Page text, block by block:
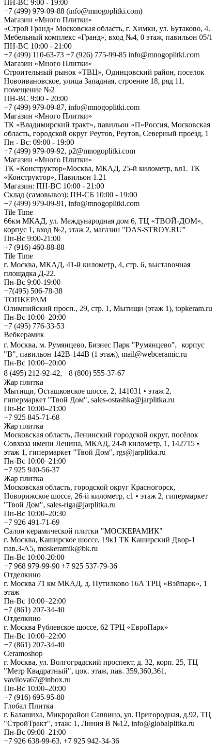
ПН-ВС 9:00 - 19:00
+7 (499) 979-09-88 (info@mnogoplitki.com)
Магазин «Много Плитки»
«Строй Гранд» Московская область, г. Химки, ул. Бутаково, 4.
Мебельный комплекс «Гранд», вход №4, 0 этаж, павильон 05/1
ПН-ВС 10:00 - 21:00
+7 (499) 110-63-73 +7 (926) 775-99-85 info@mnogoplitki.com
Магазин «Много Плитки»
Cтроительный рынок «ТВЦ», Одинцовский район, поселок
Новоивановское, улица Западная, строение 18, ряд 11,
помещение №2
ПН-ВС 9:00 - 20:00
+7 (499) 979-09-87, info@mnogoplitki.com
Магазин «Много Плитки»
ТК «Владимирский тракт», павильон «П»Россия, Московская
область, городской округ Реутов, Реутов, Северный проезд, 1
Пн - Вс: 09:00 - 19:00
+7 (499) 979-09-92, p2@mnogoplitki.com
Магазин «Много Плитки»
ТК «Конструктор»Москва, МКАД, 25-й километр, вл1. ТК
«Конструктор», Павильон 1.21
Магазин: ПН-ВС 10:00 - 21:00
Склад (самовывоз): ПН-СБ 10:00 - 19:00
+7 (499) 979-09-91, info@mnogoplitki.com
Tile Time
66км МКАД, ул. Международная дом 6, ТЦ «ТВОЙ-ДОМ»,
корпус 1, вход №2, этаж 2, магазин "DAS-STROY.RU”
Пн-Вс 9:00-21:00
+7 (916) 460-88-88
Tile Time
г. Москва, МКАД, 41-й километр, 4, стр. 6, выставочная
площадка Д-22.
Пн-Вс 9:00-19:00
+7(495) 506-78-38
ТОПКЕРАМ
Олимпийский просп., 29, стр. 1, Мытищи (этаж 1), topkeram.ru
Пн-Вс 10:00–20:00
+7 (495) 776-33-53
Вебкерамик
г. Москва, м. Румянцево, Бизнес Парк "Румянцево", корпус
"В", павильон 142В-144В (1 этаж), mail@webceramic.ru
Пн-Вс 10:00–20:00
8 (495) 212-92-42, 8 (800) 555-37-67
Жар плитка
Мытищи, Осташковское шоссе, 2, 141031 • этаж 2,
гипермаркет "Твой Дом", sales-ostashka@jarplitka.ru
Пн-Вс 10:00–21:00
+7 925 845-71-68
Жар плитка
Московская область, Ленинский городской округ, посёлок
Совхоза имени Ленина, МКАД, 24-й километр, 1, 142715 •
этаж 1, гипермаркет "Твой Дом", rgs@jarplitka.ru
Пн-Вс 10:00–21:00
+7 925 940-56-37
Жар плитка
Московская область, городской округ Красногорск,
Новорижское шоссе, 26-й километр, с1 • этаж 2, гипермаркет
"Твой Дом", sales-riga@jarplitka.ru
Пн-Вс 10:00–20:30
+7 926 491-71-69
Салон керамической плитки "МОСКЕРАМИК"
г. Москва, Каширское шоссе, 19к1 ТК Каширский Двор-1
пав.3-А5, moskeramik@bk.ru
Пн-Вс 10:00-20:00
+7 968 979-99-90 +7 925 537-79-36
Отделкино
г. Москва 71 км МКАД, д. Путилково 16А ТРЦ «Вэйпарк», 1
этаж
Пн-Вс 10:00–22:00
+7 (861) 207-34-40
Отделкино
г. Москва Рублевское шоссе, 62 ТРЦ «ЕвроПарк»
Пн-Вс 10:00–22:00
+7 (861) 207-34-40
Ceramoshop
г. Москва, ул. Волгоградский проспект, д. 32, корп. 25, ТЦ
"Метр Квадратный", цок. этаж, пав. 359,360,361,
vavilova67@inbox.ru
Пн-Вс 10:00–20:00
+7 (916) 695-95-80
Глобал Плитка
г. Балашиха, Микрорайон Саввино, ул. Пригородная, д.92, ТЦ
"СтройТракт", этаж: 1, Линия В №12, info@globalplitka.ru
Пн-Вс 09:00–21:00
+7 926 638-99-63, +7 925 942-34-36